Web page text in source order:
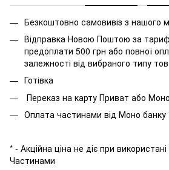
Безкоштовно самовивіз з нашого
Відправка Новою Поштою за
предоплати 500 грн або повної
залежності від вибраного типу
Готівка
Переказ на карту Приват або
Оплата частинами від Моно банку
* - Акційна ціна не діє при
Частинами